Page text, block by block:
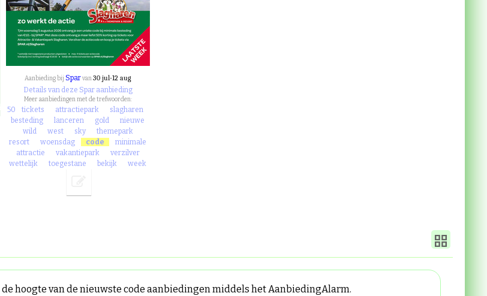
Aanbieding bij Sparvan30 jul-12 aug
Details van deze Spar aanbieding
Meer aanbiedingen met de trefwoorden:
50 tickets attractiepark
slagharen
besteding
lanceren gold
nieuwe
wild
west sky
themepark
resort
woensdag code
minimale
attractie
vakantiepark
verzilver
wettelijk
toegestane bekijk week
hoogte van de nieuwste code aanbiedingen middels het AanbiedingAlarm.